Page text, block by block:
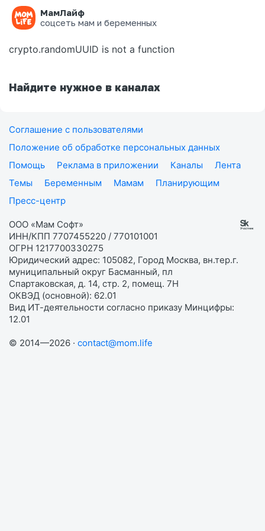
МамЛайф
соцсеть мам и беременных
Ошибка на странице
crypto.randomUUID is not a function
Найдите нужное в каналах
Соглашение с пользователями
Положение об обработке персональных данных
Помощь
Реклама в приложении Каналы
Лента
Темы
Беременным Мамам
Планирующим
Пресс-центр
ООО «Мам Софт»
ИНН/КПП 7707455220 / 770101001
ОГРН 1217700330275
Юридический адрес: 105082, Город Москва, вн.тер.г.
муниципальный округ Басманный, пл
Спартаковская, д. 14, стр. 2, помещ. 7Н
ОКВЭД (основной): 62.01
Вид ИТ-деятельности согласно приказу Минцифры:
12.01
© 2014—2026 · contact@mom.life